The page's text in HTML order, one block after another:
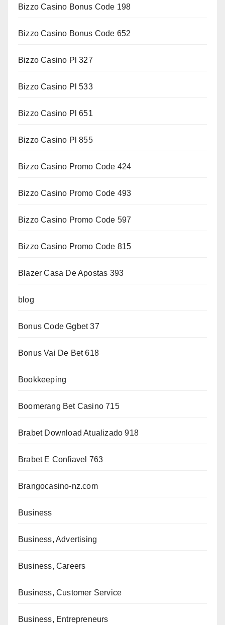
Bizzo Casino Bonus Code 198
Bizzo Casino Bonus Code 652
Bizzo Casino Pl 327
Bizzo Casino Pl 533
Bizzo Casino Pl 651
Bizzo Casino Pl 855
Bizzo Casino Promo Code 424
Bizzo Casino Promo Code 493
Bizzo Casino Promo Code 597
Bizzo Casino Promo Code 815
Blazer Casa De Apostas 393
blog
Bonus Code Ggbet 37
Bonus Vai De Bet 618
Bookkeeping
Boomerang Bet Casino 715
Brabet Download Atualizado 918
Brabet E Confiavel 763
Brangocasino-nz.com
Business
Business, Advertising
Business, Careers
Business, Customer Service
Business, Entrepreneurs